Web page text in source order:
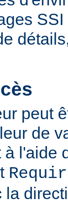
peut
de
l'aide
la